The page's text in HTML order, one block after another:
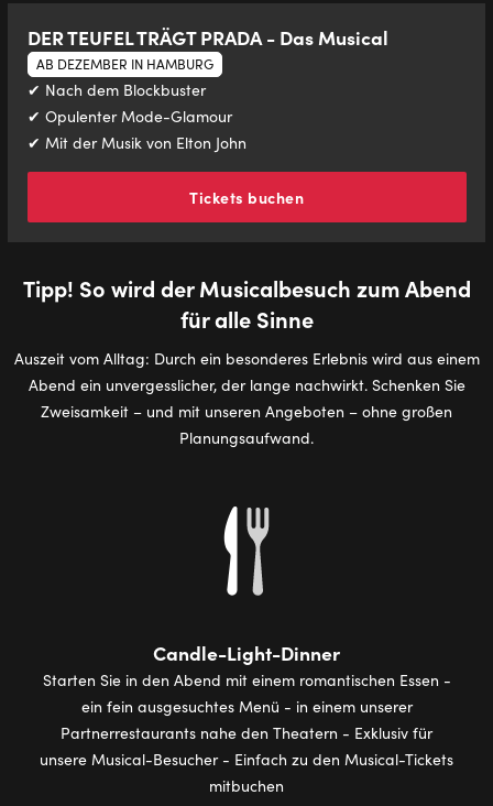
DER TEUFEL TRÄGT PRADA - Das Musical
AB DEZEMBER IN HAMBURG
✔ Nach dem Blockbuster
✔ Opulenter Mode-Glamour
✔ Mit der Musik von Elton John
Tickets buchen
Tipp! So wird der Musicalbesuch zum Abend
für alle Sinne
Auszeit vom Alltag: Durch ein besonderes Erlebnis wird aus einem
Abend ein unvergesslicher, der lange nachwirkt. Schenken Sie
Zweisamkeit – und mit unseren Angeboten – ohne großen
Planungsaufwand.
Candle-Light-Dinner
Starten Sie in den Abend mit einem romantischen Essen -
ein fein ausgesuchtes Menü - in einem unserer
Partnerrestaurants nahe den Theatern - Exklusiv für
unsere Musical-Besucher - Einfach zu den Musical-Tickets
mitbuchen